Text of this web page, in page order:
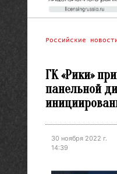
Российские
ГК «Рики»
панельной
30 ноября 2022 г.
14:39